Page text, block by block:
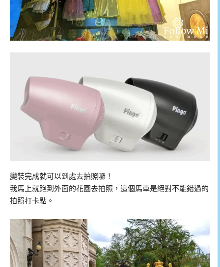
變裝完成就可以到處去拍照囉！
我馬上就跑到外面的花園去拍照，這個馬車是絕對不能錯過的
拍照打卡點。